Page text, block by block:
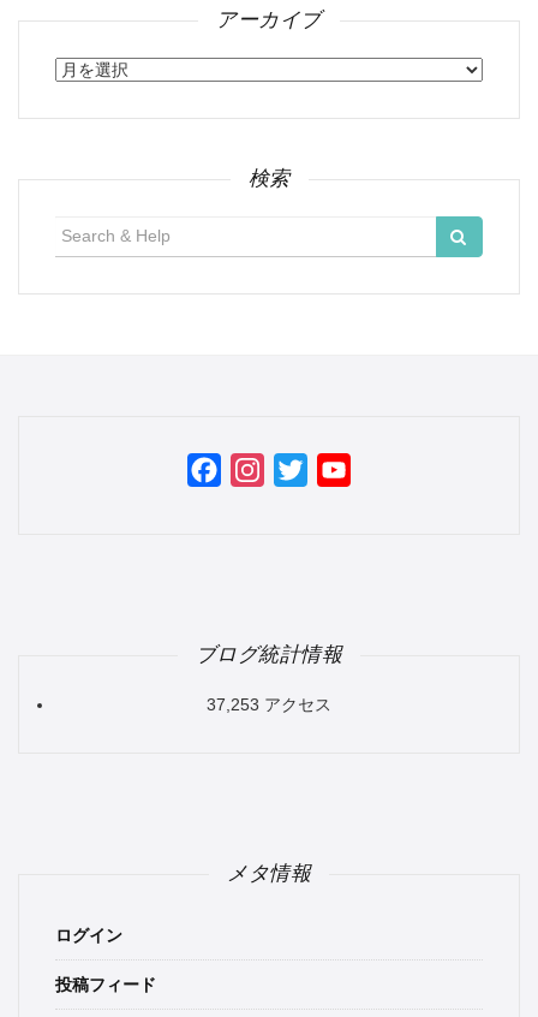
アーカイブ
ア
カ
検索
FacebookInstagram
Twitter
ブログ統計情報
37,253 アクセス
メタ情報
ログイン
投稿フィード